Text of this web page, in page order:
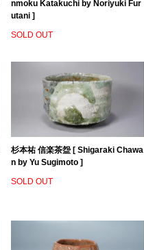
nmoku Katakuchi by Noriyuki Fur
utani ]
SOLD OUT
杉本祐 信楽茶盌 [ Shigaraki Chawa
n by Yu Sugimoto ]
SOLD OUT